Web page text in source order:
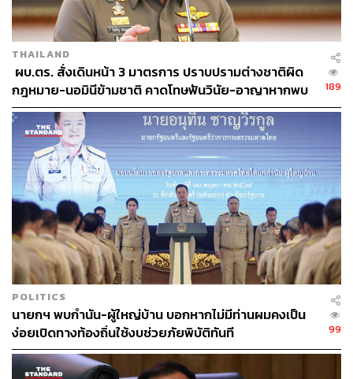
ภาพประกอบ:พรวลี จ้วงพุฒซา
อ้างอิง:
THAILAND
​ ผบ.ตร. สั่งเดินหน้า 3 มาตรการ ปราบปรามต่างชาติผิด
กฎหมาย-นอมินีข้ามชาติ คาดโทษฟันวินัย-อาญาหากพบ
ตำรวจเอี่ยว
189
POLITICS
นายกฯ พบกำนัน-ผู้ใหญ่บ้าน บอกหากไม่มีท่านผมคงเป็น
ง่อยเปิดทางท้องถิ่นใช้งบช่วยภัยพิบัติทันที
99